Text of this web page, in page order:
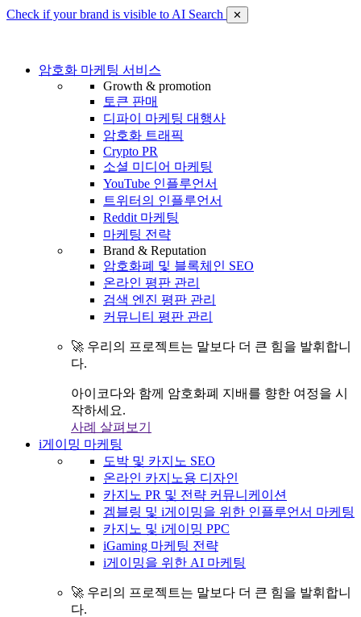
Check if your brand is visible to AI Search ✕
암호화 마케팅 서비스
Growth & promotion
토큰 판매
디파이 마케팅 대행사
암호화 트래픽
Crypto PR
소셜 미디어 마케팅
YouTube 인플루언서
트위터의 인플루언서
Reddit 마케팅
마케팅 전략
Brand & Reputation
암호화폐 및 블록체인 SEO
온라인 평판 관리
검색 엔진 평판 관리
커뮤니티 평판 관리
🚀 우리의 프로젝트는 말보다 더 큰 힘을 발휘합니
다.
아이코다와 함께 암호화폐 지배를 향한 여정을 시
작하세요.
사례 살펴보기
i게이밍 마케팅
도박 및 카지노 SEO
온라인 카지노용 디자인
카지노 PR 및 전략 커뮤니케이션
겜블링 및 i게이밍을 위한 인플루언서 마케팅
카지노 및 i게이밍 PPC
iGaming 마케팅 전략
i게이밍을 위한 AI 마케팅
🚀 우리의 프로젝트는 말보다 더 큰 힘을 발휘합니
다.